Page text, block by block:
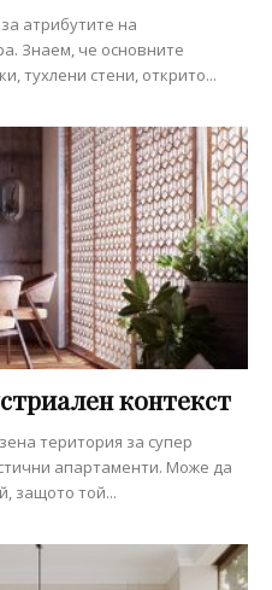
атрибутите на
Знаем, че основните
тухлени стени, открито...
контекст
територия за супер
апартаменти. Може да
защото той...